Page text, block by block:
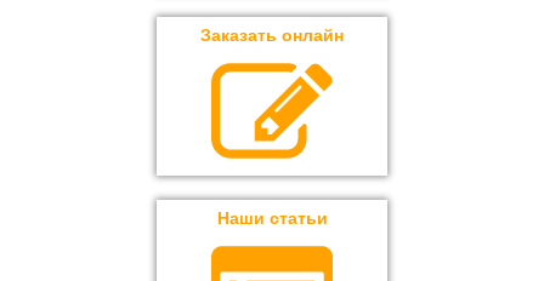
Заказать онлайн
Наши статьи